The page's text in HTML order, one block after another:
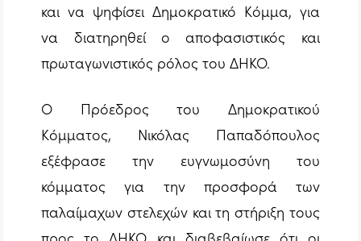
και να ψηφίσει Δημοκρατικό Κόμμα, για
να διατηρηθεί ο αποφασιστικός και
πρωταγωνιστικός ρόλος του ΔΗΚΟ.
Ο Πρόεδρος του Δημοκρατικού
Κόμματος, Νικόλας Παπαδόπουλος
εξέφρασε την ευγνωμοσύνη του
κόμματος για την προσφορά των
παλαίμαχων στελεχών και τη στήριξη τους